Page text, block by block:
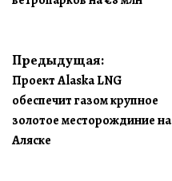
Навигация
по
записям
Предыдущая:
Проект Alaska LNG
обеспечит газом крупное
золотое месторождиние на
Аляске